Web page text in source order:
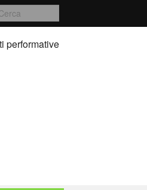
performative